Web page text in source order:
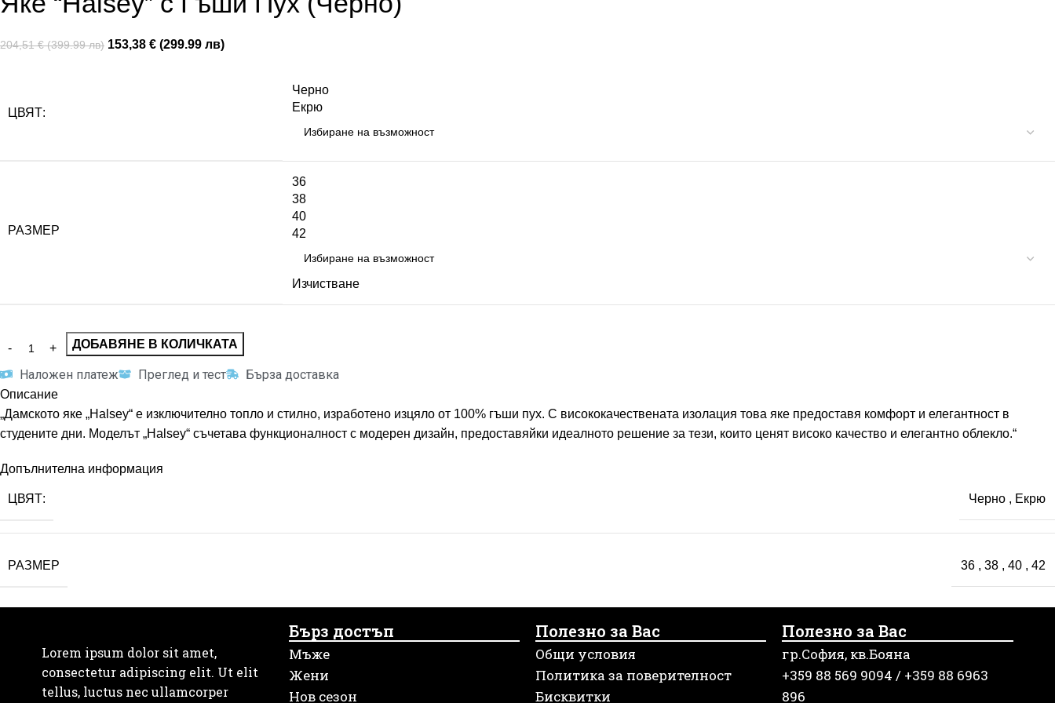
204,51 € (399.99 лв) 153,38 € (299.99 лв)
ЦВЯТ:
Черно
Екрю
РАЗМЕР
36
38
40
42
Изчистване
ДОБАВЯНЕ В КОЛИЧКАТА
Наложен платеж Преглед и тест Бърза доставка
Описание
„Дамското яке „Halsey“ е изключително топло и стилно, изработено изцяло от 100% гъши пух. С висококачествената изолация това яке предоставя комфорт и елегантност в
студените дни. Моделът „Halsey“ съчетава функционалност с модерен дизайн, предоставяйки идеалното решение за тези, които ценят високо качество и елегантно облекло.“
Допълнителна информация
ЦВЯТ: Черно , Екрю
РАЗМЕР 36 , 38 , 40 , 42
Lorem ipsum dolor sit amet,
consectetur adipiscing elit. Ut elit
tellus, luctus nec ullamcorper
Бърз достъп
Мъже
Жени
Нов сезон
Полезно за Вас
Общи условия
Политика за поверителност
Бисквитки
Полезно за Вас
гр.София, кв.Бояна
+359 88 569 9094 / +359 88 6963
896